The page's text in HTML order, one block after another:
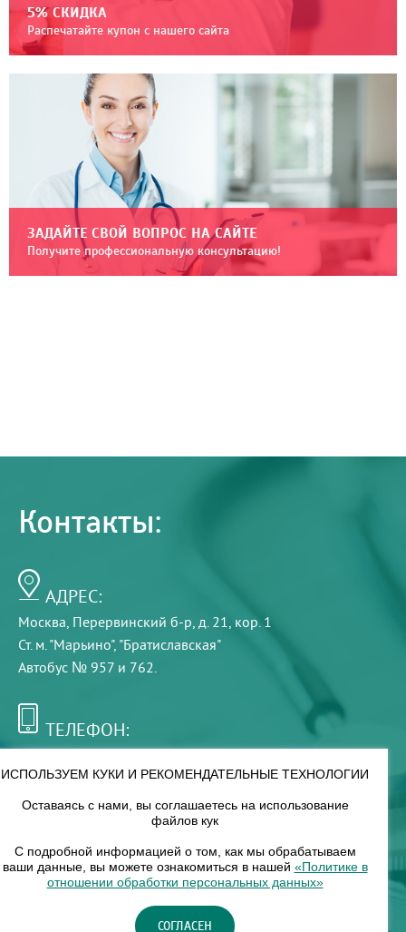
5% СКИДКА
Распечатайте купон с нашего сайта
ЗАДАЙТЕ СВОЙ ВОПРОС НА САЙТЕ
Получите профессиональную консультацию!
Контакты:
АДРЕС:
Москва, Перервинский б-р, д. 21, кор. 1
Ст. м. "Марьино", "Братиславская"
Автобус № 957 и 762.
ТЕЛЕФОН:
РЕЖИМ РАБОТЫ:
8 — 18
НАШ ФИЛИАЛ:
ИСПОЛЬЗУЕМ КУКИ И РЕКОМЕНДАТЕЛЬНЫЕ ТЕХНОЛОГИИ
Оставаясь с нами, вы соглашаетесь на использование
файлов кук
С подробной информацией о том, как мы обрабатываем
ваши данные, вы можете ознакомиться в нашей «Политике в
отношении обработки персональных данных»
СОГЛАСЕН